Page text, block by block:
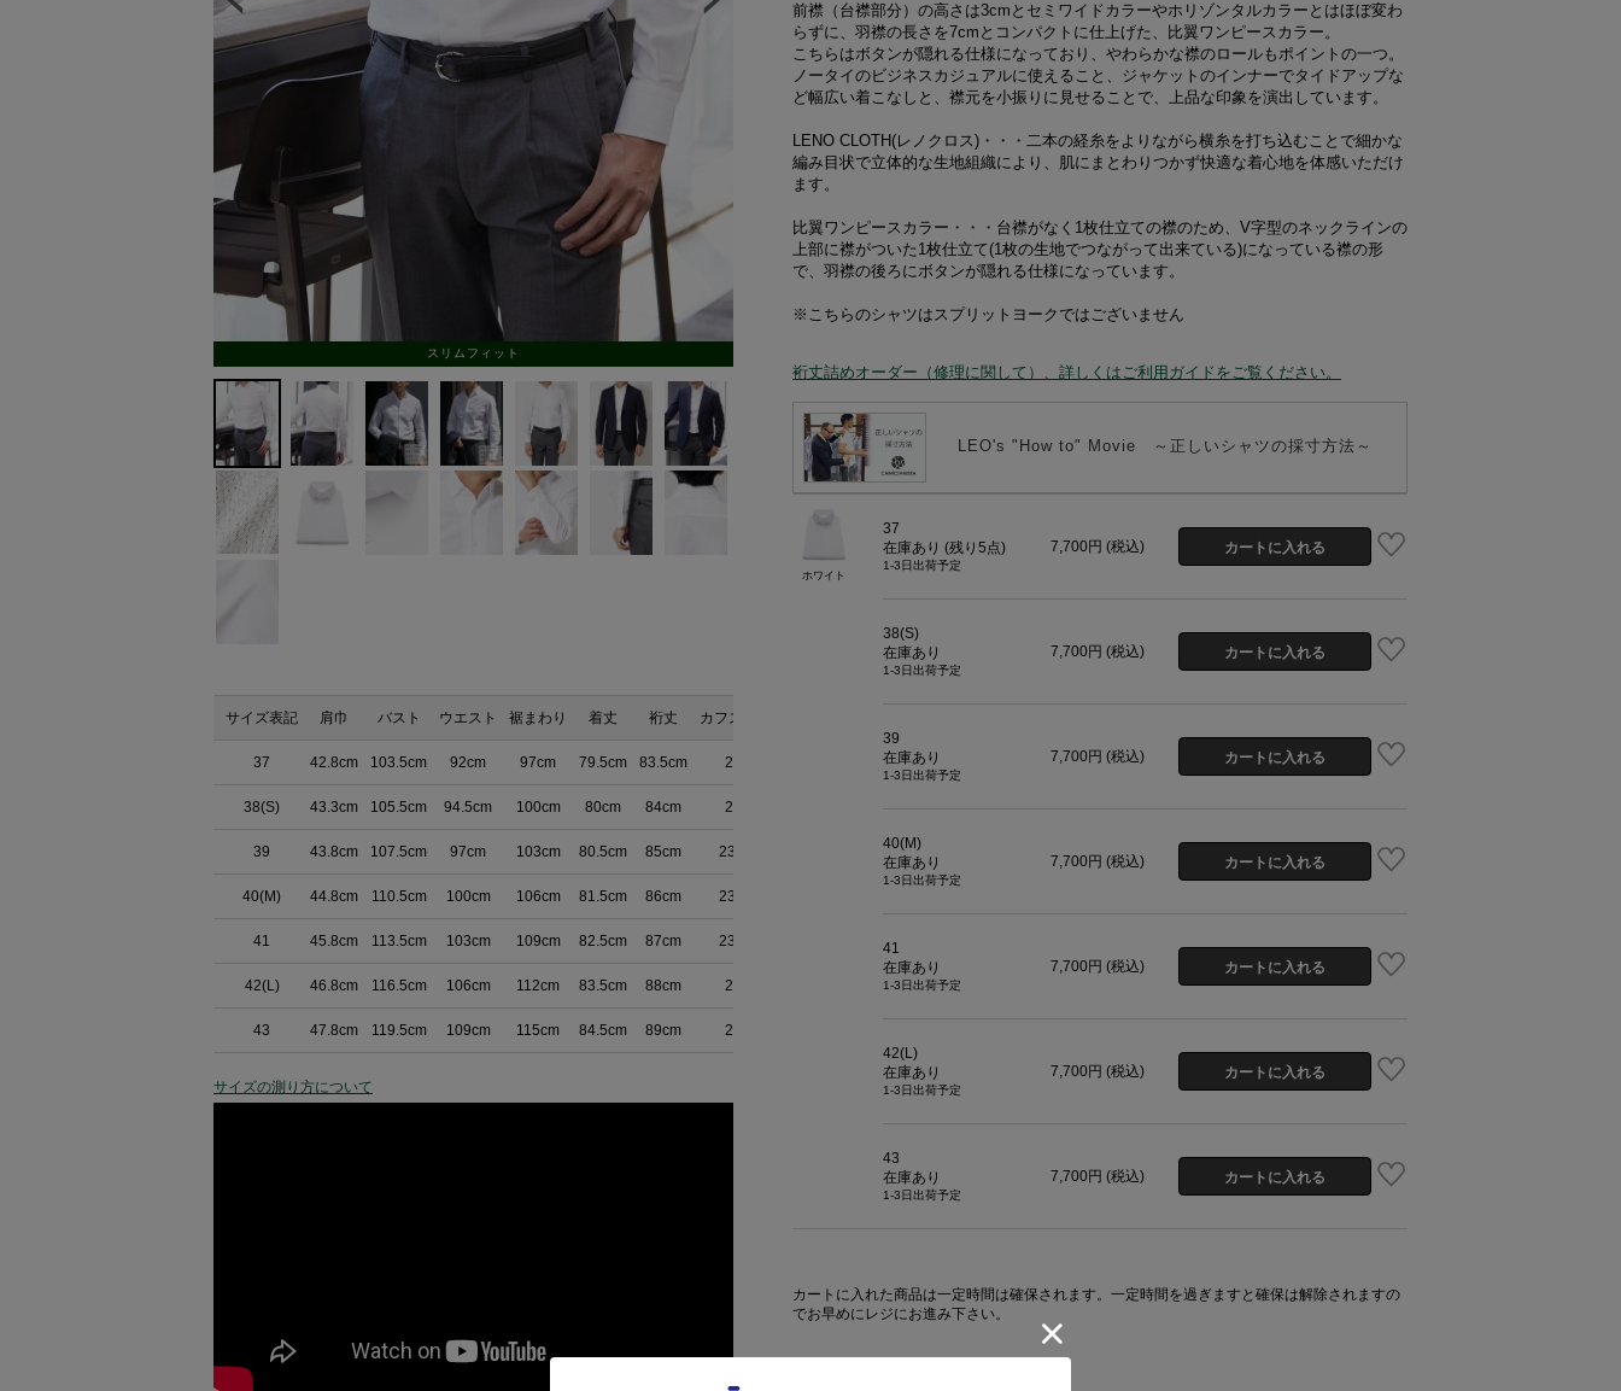
スリムフィット
サイズ表記 肩巾 バスト ウエスト 裾まわり 着丈 裄丈 カフスまわり
37 42.8cm 103.5cm 92cm 97cm 79.5cm 83.5cm 23cm
38(S) 43.3cm 105.5cm 94.5cm 100cm 80cm 84cm 23cm
39 43.8cm 107.5cm 97cm 103cm 80.5cm 85cm 23.5cm
40(M) 44.8cm 110.5cm 100cm 106cm 81.5cm 86cm 23.5cm
41 45.8cm 113.5cm 103cm 109cm 82.5cm 87cm 23.5cm
42(L) 46.8cm 116.5cm 106cm 112cm 83.5cm 88cm 24cm
43 47.8cm 119.5cm 109cm 115cm 84.5cm 89cm 24cm
サイズの測り方について
前襟（台襟部分）の高さは3cmとセミワイドカラーやホリゾンタルカラーとはほぼ変わ
らずに、羽襟の長さを7cmとコンパクトに仕上げた、比翼ワンピースカラー。
こちらはボタンが隠れる仕様になっており、やわらかな襟のロールもポイントの一つ。
ノータイのビジネスカジュアルに使えること、ジャケットのインナーでタイドアップな
ど幅広い着こなしと、襟元を小振りに見せることで、上品な印象を演出しています。
LENO CLOTH(レノクロス)・・・二本の経糸をよりながら横糸を打ち込むことで細かな
編み目状で立体的な生地組織により、肌にまとわりつかず快適な着心地を体感いただけ
ます。
比翼ワンピースカラー・・・台襟がなく1枚仕立ての襟のため、V字型のネックラインの
上部に襟がついた1枚仕立て(1枚の生地でつながって出来ている)になっている襟の形
で、羽襟の後ろにボタンが隠れる仕様になっています。
※こちらのシャツはスプリットヨークではございません
裄丈詰めオーダー（修理に関して）、詳しくはご利用ガイドをご覧ください。
LEO's "How to" Movie ～正しいシャツの採寸方法～
ホワイト
37
在庫あり (残り 5点)
1-3日出荷予定
7,700円 (税込)
38(S)
在庫あり
1-3日出荷予定
7,700円 (税込)
39
在庫あり
1-3日出荷予定
7,700円 (税込)
40(M)
在庫あり
1-3日出荷予定
7,700円 (税込)
41
在庫あり
1-3日出荷予定
7,700円 (税込)
42(L)
在庫あり
1-3日出荷予定
7,700円 (税込)
43
在庫あり
1-3日出荷予定
7,700円 (税込)
カートに入れた商品は一定時間は確保されます。一定時間を過ぎますと確保は解除されますの
でお早めにレジにお進み下さい。